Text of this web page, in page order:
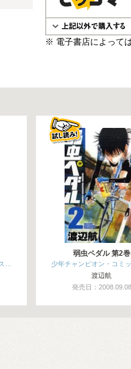
※ 電子書店によって
…
弱虫ペダル 第2巻
少年チャンピオン・コミ
渡辺航
発売日：2008.09.08